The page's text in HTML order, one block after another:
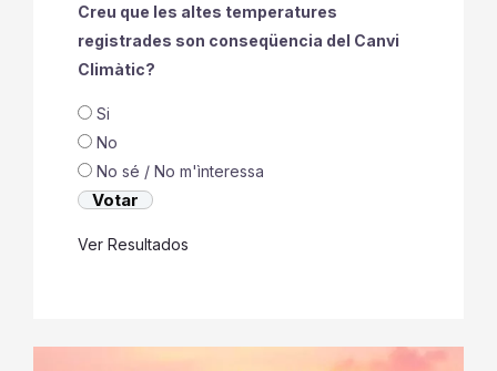
Creu que les altes temperatures
registrades son conseqüencia del Canvi
Climàtic?
Si
No
No sé / No m'ìnteressa
Ver Resultados